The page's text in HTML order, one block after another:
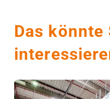
Das könnte